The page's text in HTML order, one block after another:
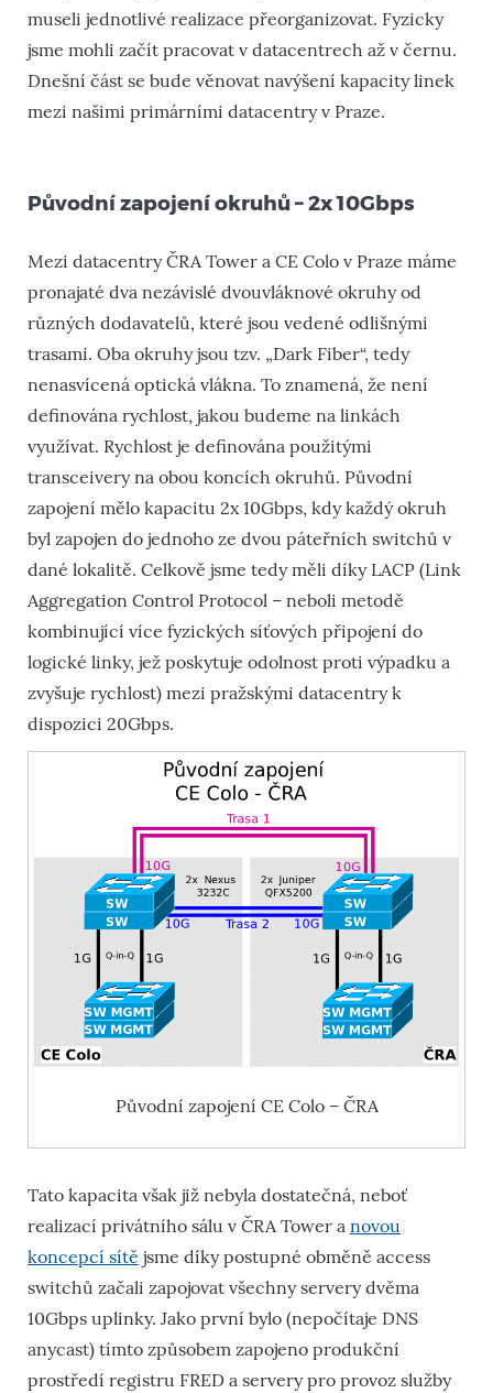
museli jednotlivé realizace přeorganizovat. Fyzicky
jsme mohli začít pracovat v datacentrech až v černu.
Dnešní část se bude věnovat navýšení kapacity linek
mezi našimi primárními datacentry v Praze.
Původní zapojení okruhů – 2x 10Gbps
Mezi datacentry ČRA Tower a CE Colo v Praze máme
pronajaté dva nezávislé dvouvláknové okruhy od
různých dodavatelů, které jsou vedené odlišnými
trasami. Oba okruhy jsou tzv. „Dark Fiber“, tedy
nenasvícená optická vlákna. To znamená, že není
definována rychlost, jakou budeme na linkách
využívat. Rychlost je definována použitými
transceivery na obou koncích okruhů. Původní
zapojení mělo kapacitu 2x 10Gbps, kdy každý okruh
byl zapojen do jednoho ze dvou páteřních switchů v
dané lokalitě. Celkově jsme tedy měli díky LACP (Link
Aggregation Control Protocol – neboli metodě
kombinující více fyzických síťových připojení do
logické linky, jež poskytuje odolnost proti výpadku a
zvyšuje rychlost) mezi pražskými datacentry k
dispozici 20Gbps.
Původní zapojení CE Colo – ČRA
Tato kapacita však již nebyla dostatečná, neboť
realizací privátního sálu v ČRA Tower a novou
koncepcí sítě jsme díky postupné obměně access
switchů začali zapojovat všechny servery dvěma
10Gbps uplinky. Jako první bylo (nepočítaje DNS
anycast) tímto způsobem zapojeno produkční
prostředí registru FRED a servery pro provoz služby